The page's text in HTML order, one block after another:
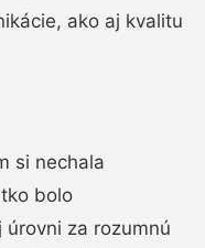
ako aj kvalitu
si nechala
bolo
za rozumnú